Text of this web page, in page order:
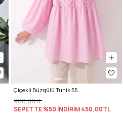
900,00TL
SEPETTE %50 İNDİRİM450,00TL